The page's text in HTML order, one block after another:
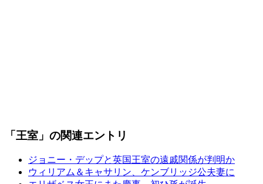
「王室」の関連エントリ
ジョニー・デップと英国王室の遠戚関係が判明か
ウィリアム＆キャサリン、ケンブリッジ公夫妻に